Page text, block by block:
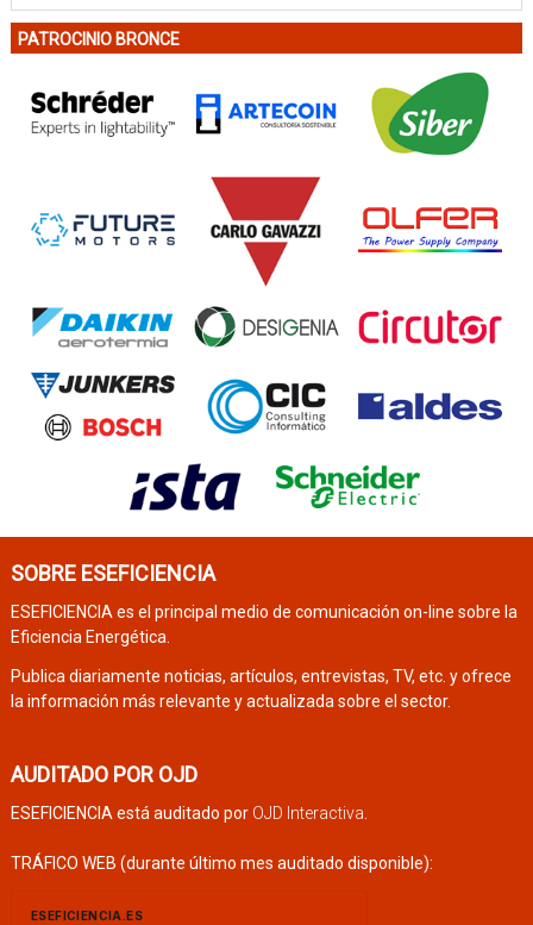
PATROCINIO BRONCE
SOBRE ESEFICIENCIA
ESEFICIENCIA es el principal medio de comunicación on-line sobre la
Eficiencia Energética.
Publica diariamente noticias, artículos, entrevistas, TV, etc. y ofrece
la información más relevante y actualizada sobre el sector.
AUDITADO POR OJD
ESEFICIENCIA está auditado por OJD Interactiva.
TRÁFICO WEB (durante último mes auditado disponible):